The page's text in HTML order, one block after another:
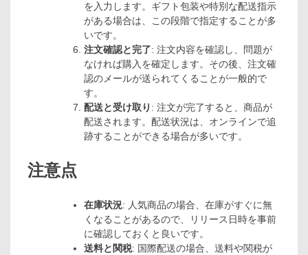
を入力します。ギフト包装や特別な配送指示
がある場合は、この段階で指定することが多
いです。
注文確認と完了: 注文内容を確認し、問題が
なければ購入を確定します。その後、注文確
認のメールが送られてくることが一般的で
す。
配送と受け取り : 注文が完了すると、商品が
配送されます。配送状況は、オンラインで追
跡することができる場合が多いです。
注意点
在庫状況: 人気商品の場合、在庫がすぐに無
くなることがあるので、リリース日時を事前
に確認しておくと良いです。
送料と関税: 国際配送の場合、送料や関税が